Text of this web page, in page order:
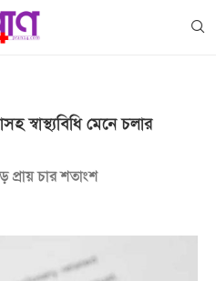
স্বাস্থ্যবিধি মেনে চলার
প্রায় চার শতাংশ